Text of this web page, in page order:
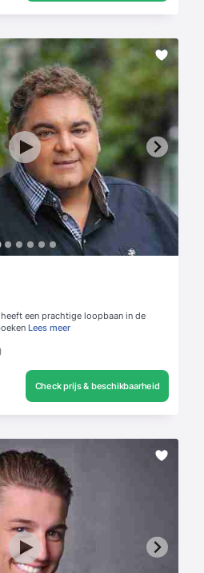
een prachtige loopbaan in de
Lees meer
Check prijs & beschikbaarheid